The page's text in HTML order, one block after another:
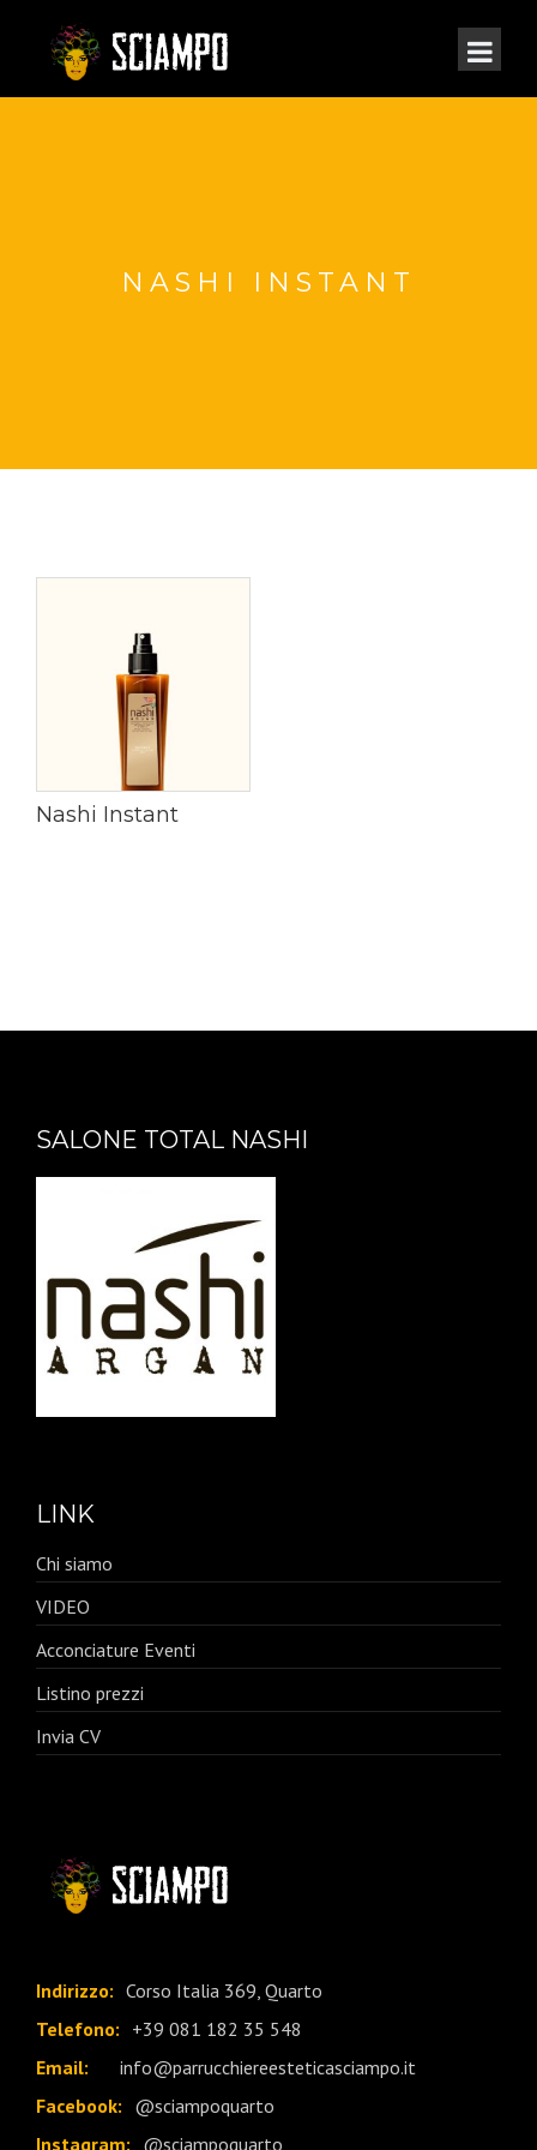
NASHI INSTANT
Nashi Instant
SALONE TOTAL NASHI
LINK
Chi siamo
VIDEO
Acconciature Eventi
Listino prezzi
Invia CV
Indirizzo: Corso Italia 369, Quarto
Telefono: +39 081 182 35 548
Email:
info@parrucchiereesteticasciampo.it
Facebook: @sciampoquarto
Instagram: @sciampoquarto